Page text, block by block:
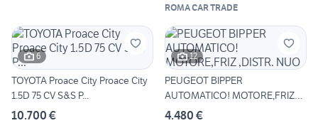
ROMA CAR TRADE
6
TOYOTA Proace City Proace City
1.5D 75 CV S&S P...
10.700 €
12
PEUGEOT BIPPER
AUTOMATICO! MOTORE,FRIZ
,DISTR. NUO
4.480 €